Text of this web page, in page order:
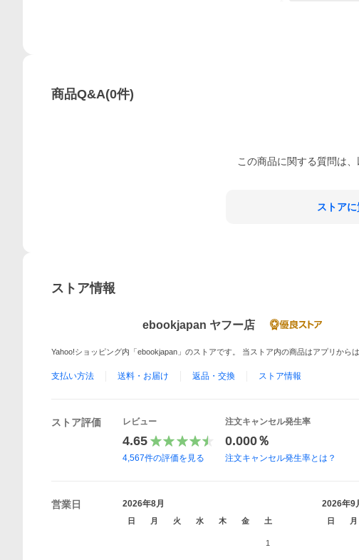
商品Q&A(0件)
この商品に関する質問は、
ストア
ストア情報
ebookjapan ヤフー店
Yahoo!ショッピング内「ebookjapan」のストアです。 当ストア内の商品はアプリから
支払い方法 送料・お届け 返品・交換 ストア情報
ストア評価 レビュー
4.65
4,567件の評価を見る
注文キャンセル発生率
0.000％
注文キャンセル発生率とは？
営業日 2026年8月
日 月 火 水 木 金 土
1
2026年9
日 月